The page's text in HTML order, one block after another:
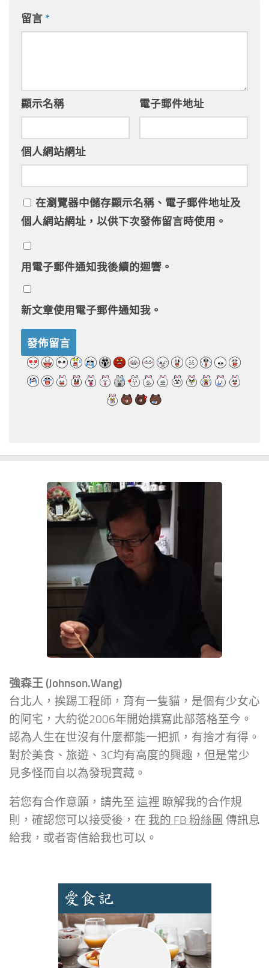
留言 *
顯示名稱 電子郵件地址
個人網站網址
在瀏覽器中儲存顯示名稱、電子郵件地址及
個人網站網址，以供下次發佈留言時使用。
用電子郵件通知我後續的迴響。
新文章使用電子郵件通知我。
強森王 (Johnson.Wang)
台北人，挨踢工程師，育有一隻貓，是個有少女心
的阿宅，大約從2006年開始撰寫此部落格至今。
認為人生在世沒有什麼都能一把抓，有捨才有得。
對於美食、旅遊、3C均有高度的興趣，但是常少
見多怪而自以為發現寶藏。
若您有合作意願，請先至 這裡 瞭解我的合作規
則，確認您可以接受後，在 我的 FB 粉絲團 傳訊息
給我，或者寄信給我也可以。